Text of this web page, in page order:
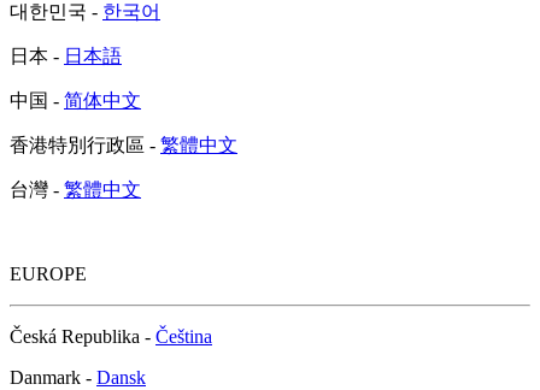
대한민국 - 한국어
日本 - 日本語
中国 - 简体中文
香港特別行政區 - 繁體中文
台灣 - 繁體中文
EUROPE
Česká Republika - Čeština
Danmark - Dansk